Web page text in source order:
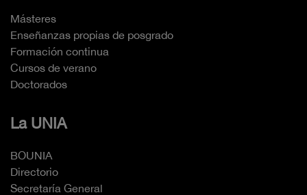
Másteres
Enseñanzas propias de posgrado
Formación continua
Cursos de verano
Doctorados
La UNIA
BOUNIA
Directorio
Secretaría General